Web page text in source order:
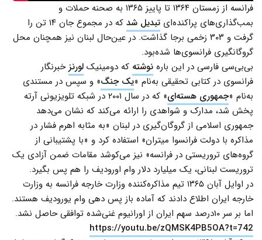
فرانسه از زمستان ۱۳۶۴ تا پاییز ۱۳۶۵ به صحنه حملات و
بمب‌گذاری‌های پراکنده‌ای تبدیل شد
که در مجموع جان ۱۴ تن را
گرفت و ۳۰۳ زخمی برجا گذاشت. در عین‌حال لبنان نیز همچنان محل
گروگانگیری فرانسوی‌ها شده‌بود.
بی‌بی‌سی فارسی در این باره نوشته که دومینیک لورنزخبرنگار
فرانسوی در کتابی تحقیقی به‌نام «یک جنگ» و سپس در مستندی
به‌نام «جمهوری هسته‌ای
» که در سال ۲۰۰۱ در شبکه تلویزیونی آرته
پخش شد، مدارک و شواهدی را ارائه می‌کند که نشان می‌دهد
جمهوری اسلامی از گروگان‌گیری در لبنان «به مثابه اهرم فشار در
مذاکره با دولت فرانسوا میتران» استفاده کرد و «با پشتیبانی از
گروه‌های تروریستی در فرانسه» نیز می‌کوشد مقامات ضمن آزادی یک
تروریست لبنانی، یک میلیارد دلار وام اورودیف را هم پس بگیرد.
در اوایل آبان ۱۳۶۵ تیم مذاکره‌کننده وزارت خارجه فرانسه به وزارت
خارجه ایران اطلاع دادند که آماده باز پس دهی وام یورودیف هستند.
اما بر سر ۱۰درصد سهم ایران از اورانیوم غنی‌شده توافقی حاصل نشد.
https://youtu.be/zQMSK4PB5OA?t=742